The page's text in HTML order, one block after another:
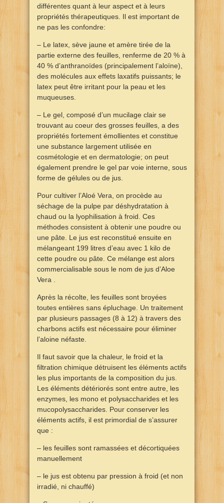
différentes quant à leur aspect et à leurs
propriétés thérapeutiques. Il est important de
ne pas les confondre:
– Le latex, sève jaune et amère tirée de la
partie externe des feuilles, renferme de 20 % à
40 % d’anthranoïdes (principalement l’aloïne),
des molécules aux effets laxatifs puissants; le
latex peut être irritant pour la peau et les
muqueuses.
– Le gel, composé d’un mucilage clair se
trouvant au coeur des grosses feuilles, a des
propriétés fortement émollientes et constitue
une substance largement utilisée en
cosmétologie et en dermatologie; on peut
également prendre le gel par voie interne, sous
forme de gélules ou de jus.
Pour cultiver l’Aloé Vera, on procède au
séchage de la pulpe par déshydratation à
chaud ou la lyophilisation à froid. Ces
méthodes consistent à obtenir une poudre ou
une pâte. Le jus est reconstitué ensuite en
mélangeant 199 litres d’eau avec 1 kilo de
cette poudre ou pâte. Ce mélange est alors
commercialisable sous le nom de jus d’Aloe
Vera .
Après la récolte, les feuilles sont broyées
toutes entières sans épluchage. Un traitement
par plusieurs passages (8 à 12) à travers des
charbons actifs est nécessaire pour éliminer
l’aloine néfaste.
Il faut savoir que la chaleur, le froid et la
filtration chimique détruisent les éléments actifs
les plus importants de la composition du jus.
Les éléments détériorés sont entre autre, les
enzymes, les mono et polysaccharides et les
mucopolysaccharides. Pour conserver les
éléments actifs, il est primordial de s’assurer
que :
– les feuilles sont ramassées et décortiquées
manuellement
– le jus est obtenu par pression à froid (et non
irradié, ni chauffé)